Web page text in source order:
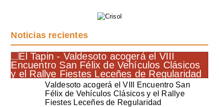
Noticias recientes
Valdesoto acogerá el VIII Encuentro San
Félix de Vehículos Clásicos y el Rallye
Fiestes Leceñes de Regularidad